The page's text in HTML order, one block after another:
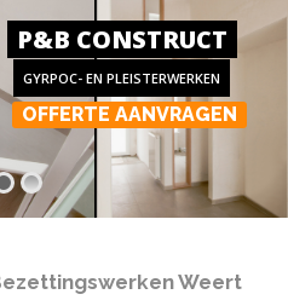
P&B CONSTRUCT
GYRPOC- EN PLEISTERWERKEN
OFFERTE AANVRAGEN
Weert